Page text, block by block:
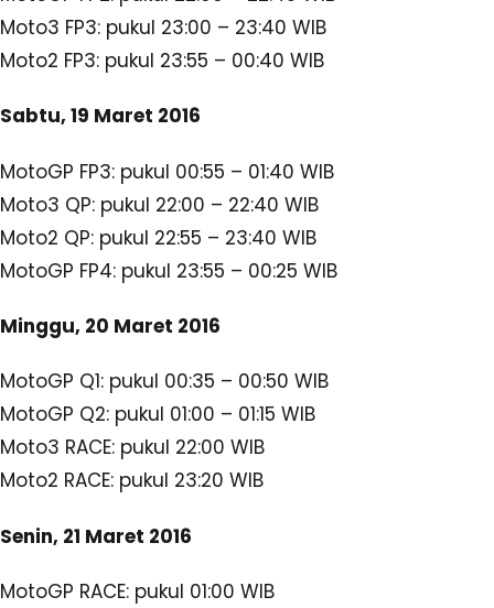
Senin, 21 Maret 2016
siaran langsung motoGP
qatar 2016 di trans7 dari
makemak.com. Mungkin Anda juga sedang
update hasil latihan bebas gp qatar, hasil
hasil balapan juara motogp losail qatar, atau pun
perolehan poin rider pembalap dalam klasemen
#Jadwal Kualifikasi MotoGP Losail Qatar 2016
#Jadwal Latihan Bebas MotoGP Losail Qatar 2016
#Jadwal Race Balapan MotoGP Losail Qatar 2016
#MotoGP Losail Qatar 2016
Bagikan: